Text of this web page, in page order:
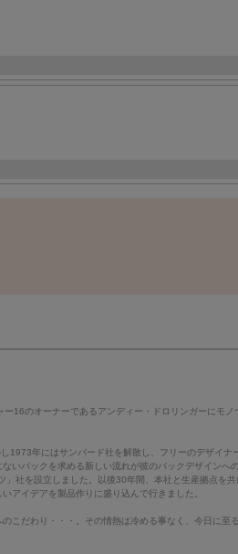
16のオーナーであるアンディー・ドロリンガーにモ
年にはサンバード社を解散し、フリーのデザイ
パックを求める新しい流れが彼のパックデザインへ
社を設立しました。以後30年間、本社と生産拠点を
アイデアを製品作りに盛り込んで行きました。
こだわり・・・。その情熱は冷める事なく、今日に至